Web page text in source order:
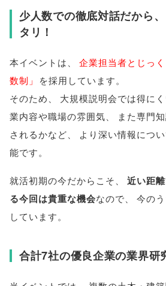
少人数での徹底対話だから、
タリ！
本イベントは 企業担当者とじっ
数制 」 を採用しています。
そのため
大規模説明会では得に
業内容や職場の雰囲気
また専門
されるかなど
より深い情報につ
能です。
就活初期の今だからこそ
近い距
る今回は貴重な機会なので
今の
しています。
合計7社の優良企業の業界研